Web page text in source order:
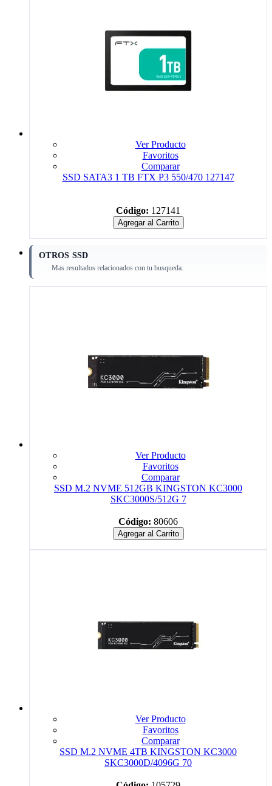
Ver Producto
Favoritos
Comparar
SSD SATA3 1 TB FTX P3 550/470 127147
Código: 127141
Agregar al Carrito
OTROS SSD
Mas resultados relacionados con tu busqueda.
Ver Producto
Favoritos
Comparar
SSD M.2 NVME 512GB KINGSTON KC3000
SKC3000S/512G 7
Código: 80606
Agregar al Carrito
Ver Producto
Favoritos
Comparar
SSD M.2 NVME 4TB KINGSTON KC3000
SKC3000D/4096G 70